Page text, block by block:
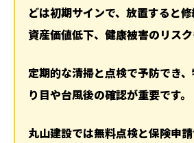
どは初期サインで、放置すると
資産価値低下、健康被害のリスク
定期的な清掃と点検で予防でき
り目や台風後の確認が重要です。
丸山建設では無料点検と保険申